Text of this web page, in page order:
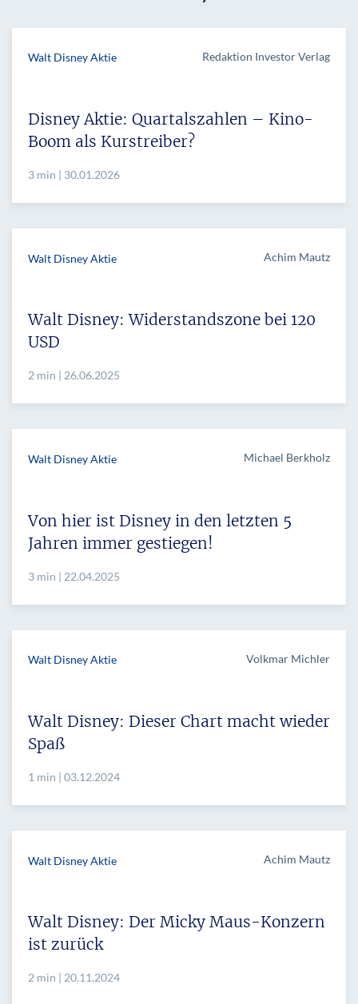
Walt Disney Aktie Redaktion Investor Verlag
Disney Aktie: Quartalszahlen – Kino-
Boom als Kurstreiber?
3 min | 30.01.2026
Walt Disney Aktie Achim Mautz
Walt Disney: Widerstandszone bei 120
USD
2 min | 26.06.2025
Walt Disney Aktie Michael Berkholz
Von hier ist Disney in den letzten 5
Jahren immer gestiegen!
3 min | 22.04.2025
Walt Disney Aktie Volkmar Michler
Walt Disney: Dieser Chart macht wieder
Spaß
1 min | 03.12.2024
Walt Disney Aktie Achim Mautz
Walt Disney: Der Micky Maus-Konzern
ist zurück
2 min | 20.11.2024